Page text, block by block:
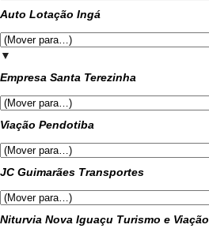
Auto Lotação Ingá
▼
Empresa Santa Terezinha
Viação Pendotiba
JC Guimarães Transportes
Niturvia Nova Iguaçu Turismo e Viação